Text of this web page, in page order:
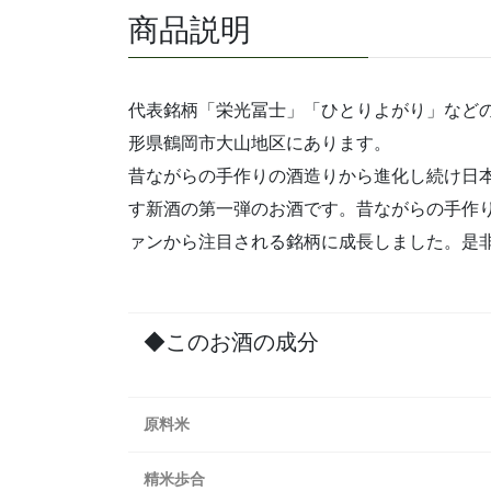
商品説明
代表銘柄「栄光冨士」「ひとりよがり」など
形県鶴岡市大山地区にあります。
昔ながらの手作りの酒造りから進化し続け日
す新酒の第一弾のお酒です。昔ながらの手作
ァンから注目される銘柄に成長しました。是
◆このお酒の成分
原料米
精米歩合